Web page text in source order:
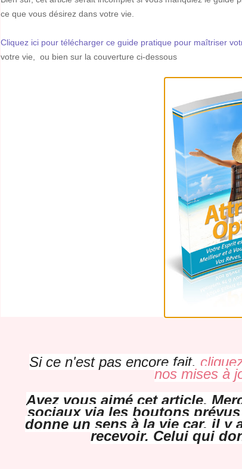
ce que vous désirez dans votre vie.
Cliquez ici pour télécharger ce guide pratique pour maîtriser
votre vie, ou bien sur la couverture ci-dessous
Si ce n'est pas encore fait,
nos mises à
Avez vous aimé cet article,
sociaux via les boutons prévus
donne un sens à la vie car, il y
recevoir. Celui qui